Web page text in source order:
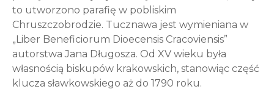
to utworzono parafię w pobliskim
Chruszczobrodzie. Tucznawa jest wymieniana w
„Liber Beneficiorum Dioecensis Cracoviensis”
autorstwa Jana Długosza. Od XV wieku była
własnością biskupów krakowskich, stanowiąc część
klucza sławkowskiego aż do 1790 roku.